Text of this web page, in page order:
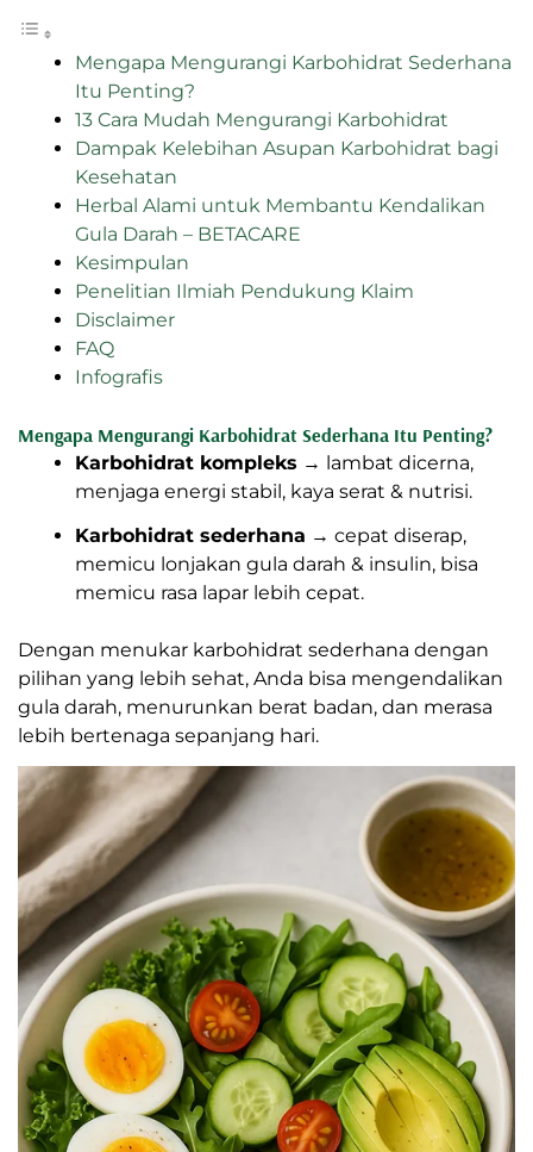
Mengapa Mengurangi Karbohidrat Sederhana
Itu Penting?
13 Cara Mudah Mengurangi Karbohidrat
Dampak Kelebihan Asupan Karbohidrat bagi
Kesehatan
Herbal Alami untuk Membantu Kendalikan
Gula Darah – BETACARE
Kesimpulan
Penelitian Ilmiah Pendukung Klaim
Disclaimer
FAQ
Infografis
Mengapa Mengurangi Karbohidrat Sederhana Itu Penting?
Karbohidrat kompleks → lambat dicerna,
menjaga energi stabil, kaya serat & nutrisi.
Karbohidrat sederhana → cepat diserap,
memicu lonjakan gula darah & insulin, bisa
memicu rasa lapar lebih cepat.
Dengan menukar karbohidrat sederhana dengan
pilihan yang lebih sehat, Anda bisa mengendalikan
gula darah, menurunkan berat badan, dan merasa
lebih bertenaga sepanjang hari.